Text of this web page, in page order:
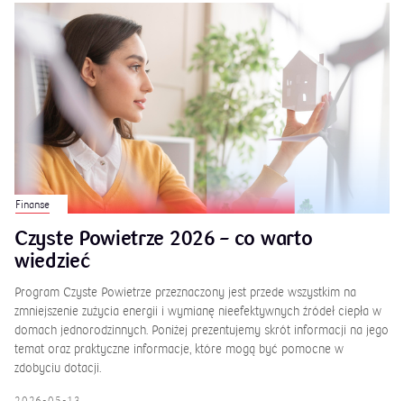
Finanse
Czyste Powietrze 2026 – co warto
wiedzieć
Program Czyste Powietrze przeznaczony jest przede wszystkim na
zmniejszenie zużycia energii i wymianę nieefektywnych źródeł ciepła w
domach jednorodzinnych. Poniżej prezentujemy skrót informacji na jego
temat oraz praktyczne informacje, które mogą być pomocne w
zdobyciu dotacji.